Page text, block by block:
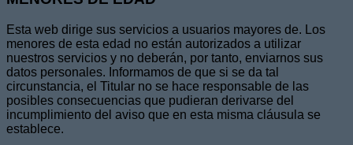
Esta web dirige sus servicios a usuarios mayores de. Los
menores de esta edad no están autorizados a utilizar
nuestros servicios y no deberán, por tanto, enviarnos sus
datos personales. Informamos de que si se da tal
circunstancia, el Titular no se hace responsable de las
posibles consecuencias que pudieran derivarse del
incumplimiento del aviso que en esta misma cláusula se
establece.